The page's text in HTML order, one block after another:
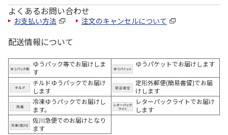
よくあるお問い合わせ
お支払い方法 注文のキャンセルについて
配送情報について
ゆうパック等でお届けしま
す
ゆうパケットでお届けします
チルドゆうパックでお届け
します
定形外郵便(簡易書留)でお届
けします
冷凍ゆうパックでお届けし
ます。
レターパックライトでお届け
します
佐川急便でのお届けとなり
ます